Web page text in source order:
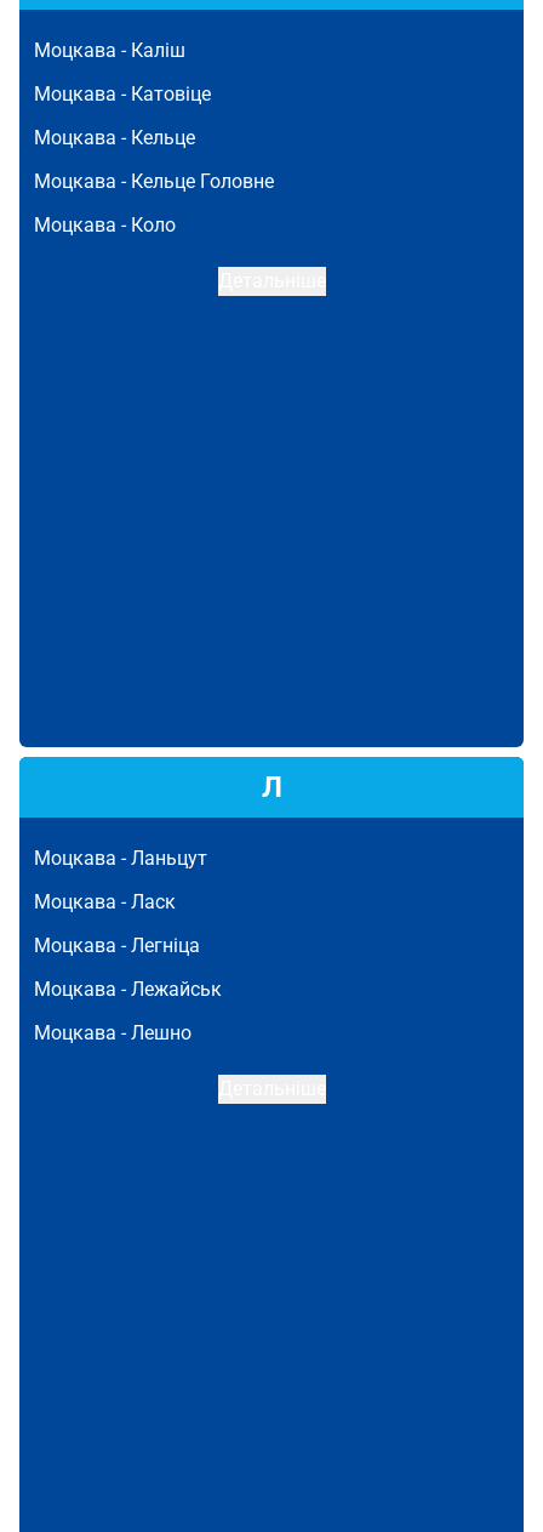
Моцкава - Каліш
Моцкава - Катовіце
Моцкава - Кельце
Моцкава - Кельце Головне
Моцкава - Коло
Л
Моцкава -Ланьцут
Моцкава -Ласк
Моцкава -Легніца
Моцкава -Лежайськ
Моцкава -Лешно